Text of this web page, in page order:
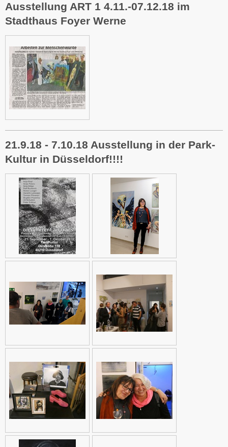
Ausstellung ART 1 4.11.-07.12.18 im
Stadthaus Foyer Werne
21.9.18 - 7.10.18 Ausstellung in der Park-
Kultur in Düsseldorf!!!!